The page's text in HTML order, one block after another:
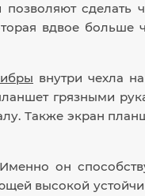
сделать
вдвое больше
внутри чехла
грязными
Также экран
он
высокой